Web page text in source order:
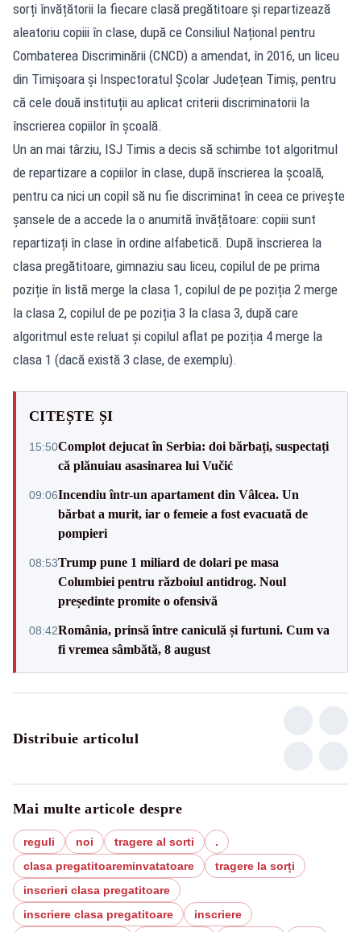
sorți învățătorii la fiecare clasă pregătitoare și repartizează
aleatoriu copiii în clase, după ce Consiliul Național pentru
Combaterea Discriminării (CNCD) a amendat, în 2016, un liceu
din Timișoara și Inspectoratul Școlar Județean Timiș, pentru
că cele două instituții au aplicat criterii discriminatorii la
înscrierea copiilor în școală.
Un an mai târziu, ISJ Timis a decis să schimbe tot algoritmul
de repartizare a copiilor în clase, după înscrierea la școală,
pentru ca nici un copil să nu fie discriminat în ceea ce privește
șansele de a accede la o anumită învățătoare: copiii sunt
repartizați în clase în ordine alfabetică. După înscrierea la
clasa pregătitoare, gimnaziu sau liceu, copilul de pe prima
poziție în listă merge la clasa 1, copilul de pe poziția 2 merge
la clasa 2, copilul de pe poziția 3 la clasa 3, după care
algoritmul este reluat și copilul aflat pe poziția 4 merge la
clasa 1 (dacă există 3 clase, de exemplu).
CITEȘTE ȘI
15:50Complot dejucat în Serbia: doi bărbați, suspectați
că plănuiau asasinarea lui Vučić
09:06Incendiu într-un apartament din Vâlcea. Un
bărbat a murit, iar o femeie a fost evacuată de
pompieri
08:53Trump pune 1 miliard de dolari pe masa
Columbiei pentru războiul antidrog. Noul
președinte promite o ofensivă
08:42România, prinsă între caniculă și furtuni. Cum va
fi vremea sâmbătă, 8 august
Distribuie articolul
Mai multe articole despre
reguli noi tragere al sorti
.
clasa pregatitoareminvatatoare
tragere la sorți
inscrieri clasa pregatitoare
inscriere clasa pregatitoare
inscriere